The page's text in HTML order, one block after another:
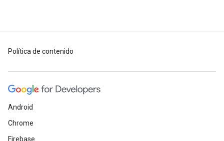
Política de contenido
Android
Chrome
Firebase